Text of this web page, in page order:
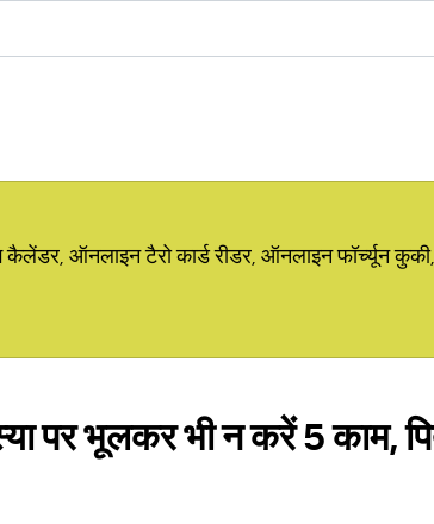
ऑनलाइन टैरो कार्ड रीडर, ऑनलाइन फॉर्च्यून
पर भूलकर भी न करें 5 काम,